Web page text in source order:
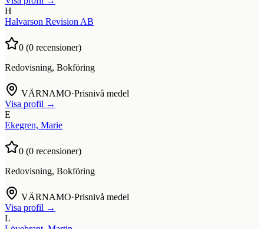
H
Halvarson Revision AB
0 (0 recensioner)
Redovisning, Bokföring
VÄRNAMO·Prisnivå medel
Visa profil →
E
Ekegren, Marie
0 (0 recensioner)
Redovisning, Bokföring
VÄRNAMO·Prisnivå medel
Visa profil →
L